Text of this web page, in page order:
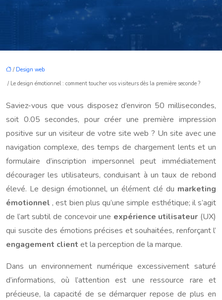
/ Design web
/ Le design émotionnel : comment toucher vos visiteurs dès la première seconde ?
Saviez-vous que vous disposez d’environ 50 millisecondes,
soit 0.05 secondes, pour créer une première impression
positive sur un visiteur de votre site web ? Un site avec une
navigation complexe, des temps de chargement lents et un
formulaire d’inscription impersonnel peut immédiatement
décourager les utilisateurs, conduisant à un taux de rebond
élevé. Le design émotionnel, un élément clé du marketing
émotionnel , est bien plus qu’une simple esthétique; il s’agit
de l’art subtil de concevoir une expérience utilisateur (UX)
qui suscite des émotions précises et souhaitées, renforçant l’
engagement client et la perception de la marque.
Dans un environnement numérique excessivement saturé
d’informations, où l’attention est une ressource rare et
précieuse, la capacité de se démarquer repose de plus en